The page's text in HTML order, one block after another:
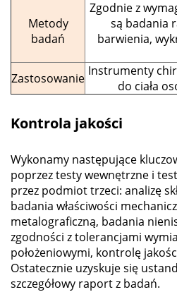
Metody
badań
Zgodnie z
są badania
barwienia,
Zastosowanie Instrumenty
do ciała
Kontrola jakości
Wykonamy następujące
poprzez testy wewnętrzne i
przez podmiot trzeci: analizę
badania właściwości
metalograficzną, badania
zgodności z tolerancjami
położeniowymi, kontrolę
Ostatecznie uzyskuje się
szczegółowy raport z badań.